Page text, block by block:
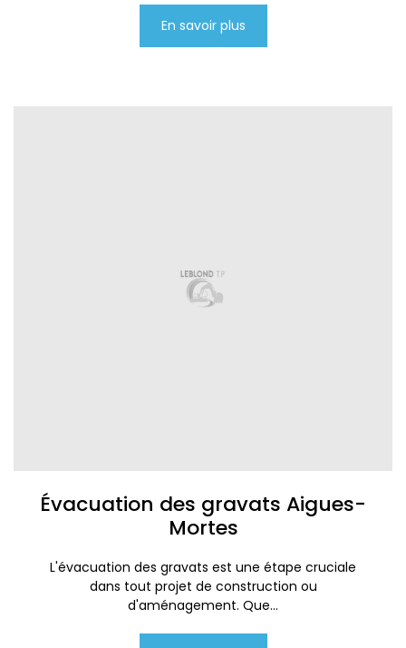
En savoir plus
Évacuation des gravats Aigues-
Mortes
L'évacuation des gravats est une étape cruciale
dans tout projet de construction ou
d'aménagement. Que...